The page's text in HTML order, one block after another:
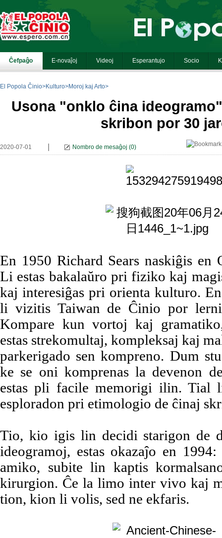
El Popola Ĉinio>Kulturo>Moroj kaj Arto>
Usona "onklo ĉina
skribon por 30
2020-07-01 Nombro de mesaĝoj (0)
En 1950 Richard Sears naskiĝis en
Li estas bakalaŭro pri fiziko kaj
kaj interesiĝas pri orienta kulturo.
li vizitis Taiwan de Ĉinio por
Kompare kun vortoj kaj
estas strekomultaj, kompleksaj kaj
parkerigado sen kompreno. Dum
ke se oni komprenas la devenon
estas pli facile memorigi ilin. Tial
esploradon pri etimologio de ĉinaj
Tio, kio igis lin decidi starigon de
ideogramoj, estas okazaĵo en
amiko, subite lin kaptis
kirurgion. Ĉe la limo inter vivo kaj
tion, kion li volis, sed ne ekfaris.